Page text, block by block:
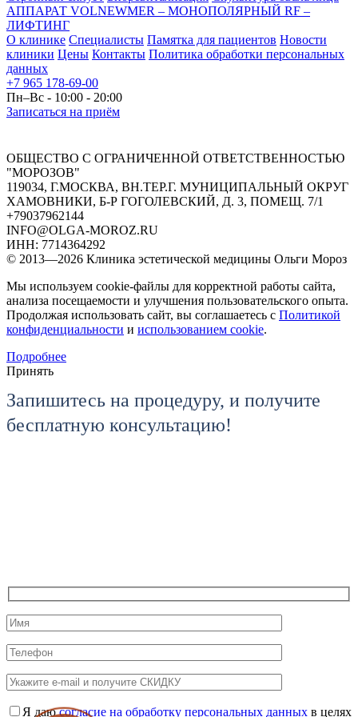
АППАРАТ VOLNEWMER – МОНОПОЛЯРНЫЙ RF –
ЛИФТИНГ
О клинике Специалисты Памятка для пациентов Новости
клиники Цены Контакты Политика обработки персональных
данных
+7 965 178-69-00
Пн–Вс - 10:00 - 20:00
Записаться на приём
ОБЩЕСТВО С ОГРАНИЧЕННОЙ ОТВЕТСТВЕННОСТЬЮ
"МОРОЗОВ"
119034, Г.МОСКВА, ВН.ТЕР.Г. МУНИЦИПАЛЬНЫЙ ОКРУГ
ХАМОВНИКИ, Б-Р ГОГОЛЕВСКИЙ, Д. 3, ПОМЕЩ. 7/1
+79037962144
INFO@OLGA-MOROZ.RU
ИНН: 7714364292
© 2013—2026 Клиника эстетической медицины Ольги Мороз
Мы используем cookie-файлы для корректной работы сайта,
анализа посещаемости и улучшения пользовательского опыта.
Продолжая использовать сайт, вы соглашаетесь с Политикой
конфиденциальности и использованием cookie.
Подробнее
Принять
Запишитесь на процедуру, и получите
бесплатную консультацию!
Я даюсогласие на обработку персональных данных в целях